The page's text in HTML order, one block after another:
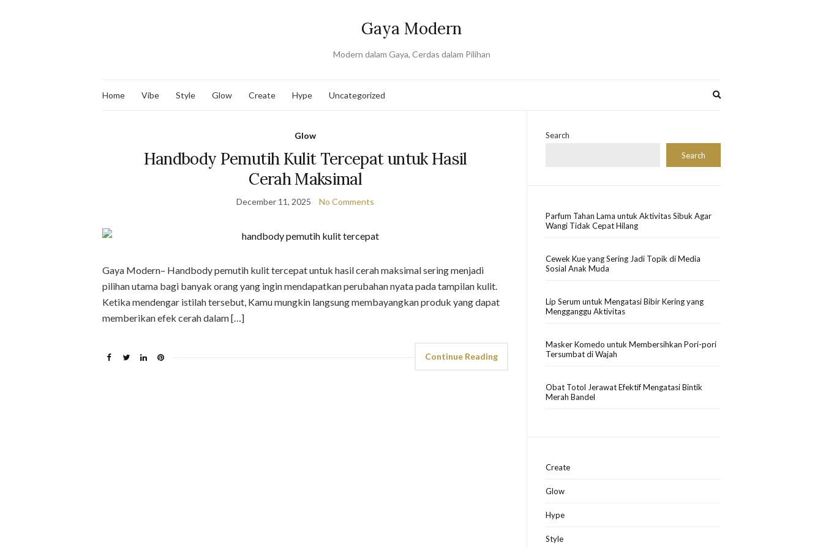
Gaya Modern
Modern dalam Gaya, Cerdas dalam Pilihan
Home Vibe Style Glow Create Hype Uncategorized
Glow
Handbody Pemutih Kulit Tercepat untuk Hasil
Cerah Maksimal
December 11, 2025 No Comments
Gaya Modern– Handbody pemutih kulit tercepat untuk hasil cerah maksimal sering menjadi
pilihan utama bagi banyak orang yang ingin mendapatkan perubahan nyata pada tampilan kulit.
Ketika mendengar istilah tersebut, Kamu mungkin langsung membayangkan produk yang dapat
memberikan efek cerah dalam […]
Continue Reading
Search
Search
Parfum Tahan Lama untuk Aktivitas Sibuk Agar
Wangi Tidak Cepat Hilang
Cewek Kue yang Sering Jadi Topik di Media
Sosial Anak Muda
Lip Serum untuk Mengatasi Bibir Kering yang
Mengganggu Aktivitas
Masker Komedo untuk Membersihkan Pori-pori
Tersumbat di Wajah
Obat Totol Jerawat Efektif Mengatasi Bintik
Merah Bandel
Create
Glow
Hype
Style